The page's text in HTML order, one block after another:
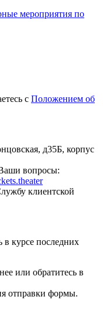
мероприятия по
с Положением об
д35Б, корпус
вопросы:
клиентской
курсе последних
или обратитесь в
отправки формы.